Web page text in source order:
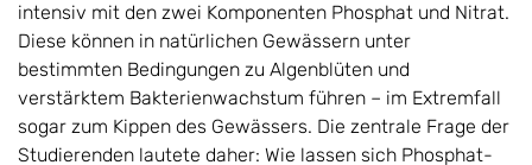
intensiv mit den zwei Komponenten Phosphat und Nitrat.
Diese können in natürlichen Gewässern unter
bestimmten Bedingungen zu Algenblüten und
verstärktem Bakterienwachstum führen – im Extremfall
sogar zum Kippen des Gewässers. Die zentrale Frage der
Studierenden lautete daher: Wie lassen sich Phosphat-